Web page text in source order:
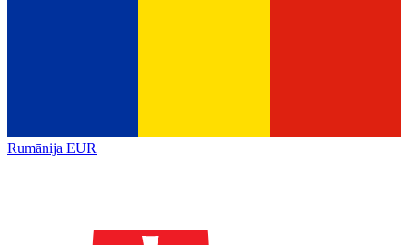
Rumānija EUR